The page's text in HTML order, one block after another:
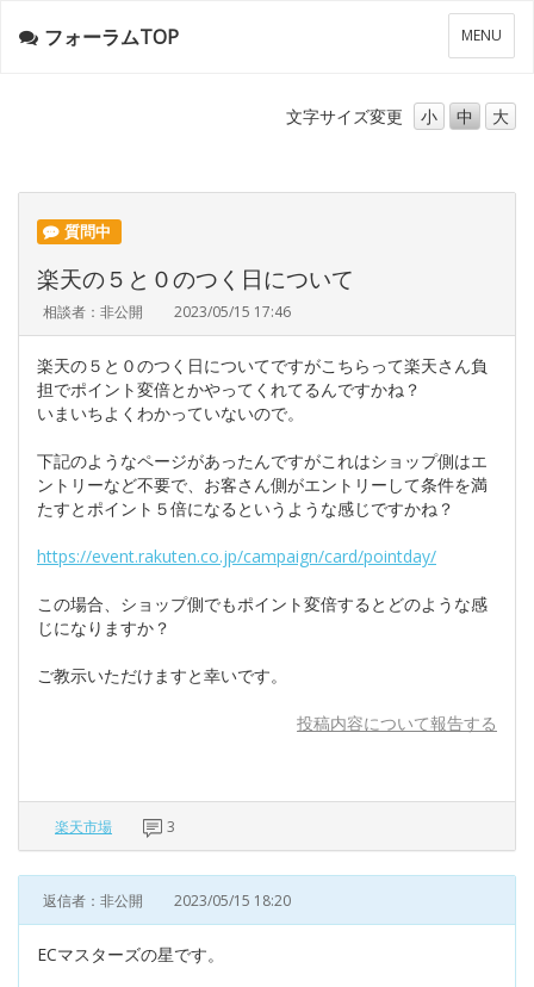
メ
ニ
ー
MENU
フォーラムTOP
文字サイズ変更 小 中 大
質問中
楽天の５と０のつく日について
相談者：非公開 2023/05/15 17:46
楽天の５と０のつく日についてですがこちらって楽天さん負
担でポイント変倍とかやってくれてるんですかね？
いまいちよくわかっていないので。
下記のようなページがあったんですがこれはショップ側はエ
ントリーなど不要で、お客さん側がエントリーして条件を満
たすとポイント５倍になるというような感じですかね？
https://event.rakuten.co.jp/campaign/card/pointday/
この場合、ショップ側でもポイント変倍するとどのような感
じになりますか？
ご教示いただけますと幸いです。
投稿内容について報告する
楽天市場 3
返信者：非公開 2023/05/15 18:20
ECマスターズの星です。